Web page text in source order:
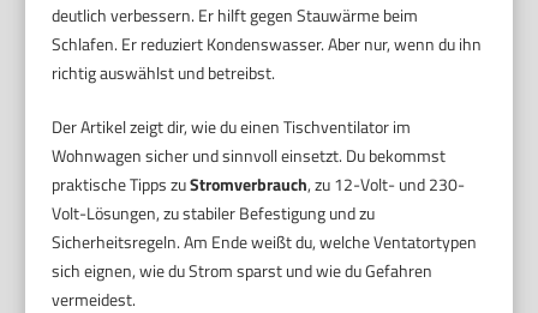
deutlich verbessern. Er hilft gegen Stauwärme beim
Schlafen. Er reduziert Kondenswasser. Aber nur, wenn du ihn
richtig auswählst und betreibst.
Der Artikel zeigt dir, wie du einen Tischventilator im
Wohnwagen sicher und sinnvoll einsetzt. Du bekommst
praktische Tipps zuStromverbrauch, zu 12-Volt- und 230-
Volt-Lösungen, zu stabiler Befestigung und zu
Sicherheitsregeln. Am Ende weißt du, welche Ventatortypen
sich eignen, wie du Strom sparst und wie du Gefahren
vermeidest.